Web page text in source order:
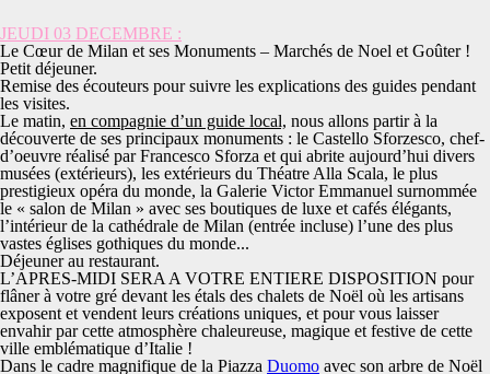
JEUDI 03 DECEMBRE :
Le Cœur de Milan et ses Monuments – Marchés de Noel et Goûter !
Petit déjeuner.
Remise des écouteurs pour suivre les explications des guides pendant
les visites.
Le matin, en compagnie d’un guide local, nous allons partir à la
découverte de ses principaux monuments : le Castello Sforzesco, chef-
d’oeuvre réalisé par Francesco Sforza et qui abrite aujourd’hui divers
musées (extérieurs), les extérieurs du Théatre Alla Scala, le plus
prestigieux opéra du monde, la Galerie Victor Emmanuel surnommée
le « salon de Milan » avec ses boutiques de luxe et cafés élégants,
l’intérieur de la cathédrale de Milan (entrée incluse) l’une des plus
vastes églises gothiques du monde...
Déjeuner au restaurant.
L’APRES-MIDI SERA A VOTRE ENTIERE DISPOSITION pour
flâner à votre gré devant les étals des chalets de Noël où les artisans
exposent et vendent leurs créations uniques, et pour vous laisser
envahir par cette atmosphère chaleureuse, magique et festive de cette
ville emblématique d’Italie !
Dans le cadre magnifique de la Piazza Duomo avec son arbre de Noël